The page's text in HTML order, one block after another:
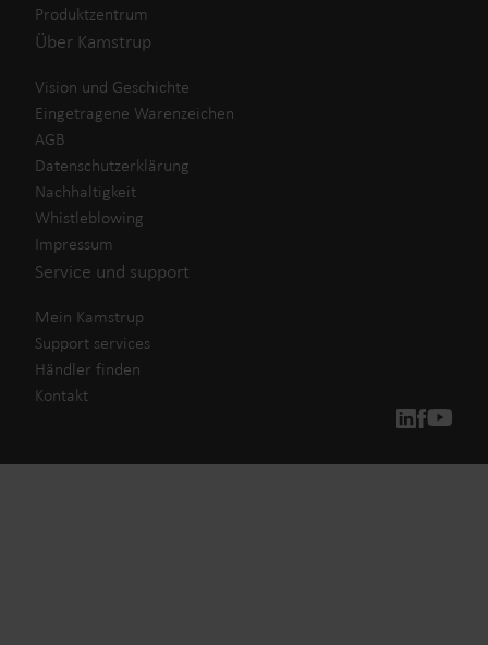
Produktzentrum
Über Kamstrup
Vision und Geschichte
Eingetragene Warenzeichen
AGB
Datenschutzerklärung
Nachhaltigkeit
Whistleblowing
Impressum
Service und support
Mein Kamstrup
Support services
Händler finden
Kontakt